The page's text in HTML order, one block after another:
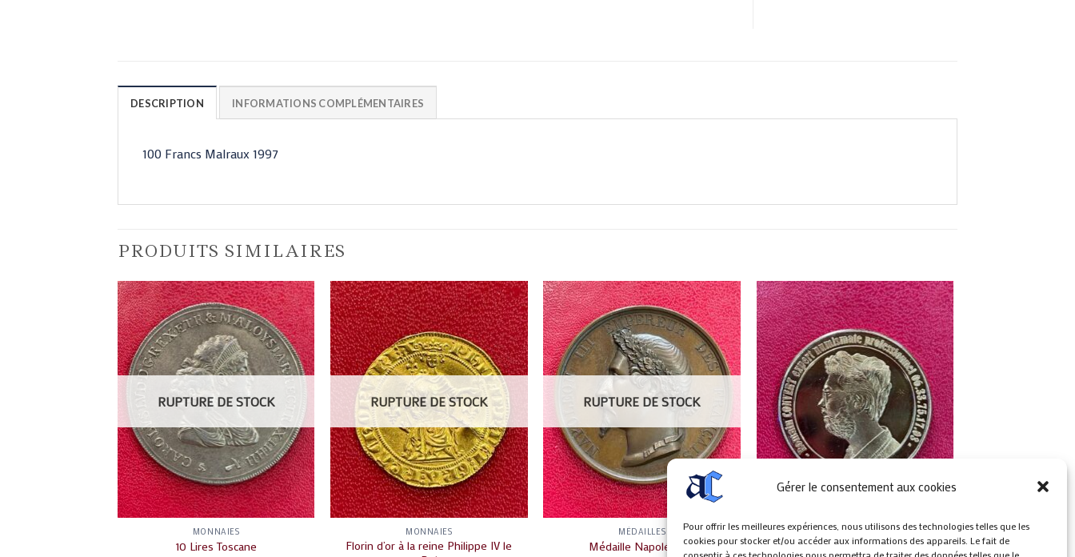
Gérer le consentement aux cookies
Pour offrir les meilleures expériences, nous utilisons des technologies telles que les
cookies pour stocker et/ou accéder aux informations des appareils. Le fait de
DESCRIPTION INFORMATIONS COMPLÉMENTAIRES
100 Francs Malraux 1997
PRODUITS SIMILAIRES
RUPTURE DE STOCK
MONNAIES
10 Lires Toscane
RUPTURE DE STOCK
MONNAIES
Florin d’or à la reine Philippe IV le
RUPTURE DE STOCK
MÉDAILLES
Médaille Napoléon III
MÉDAILLES
Médaille / Jeton du magasin